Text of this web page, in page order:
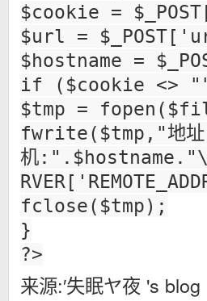
$cookie =
$url =
$hostname =
if ($cookie <>
$tmp =
fwrite($tmp,"地
机
fclose($tmp);
}
?>
来源:′失眠ヤ夜 's blog